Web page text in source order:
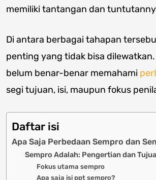
memiliki tantangan dan
Di antara berbagai tahapan
penting yang tidak bisa
belum benar-benar memahami
segi tujuan, isi, maupun fokus
Daftar isi
Apa Saja Perbedaan Sempro dan
Sempro Adalah: Pengertian dan
Fokus utama sempro
Apa saja isi ppt sempro?